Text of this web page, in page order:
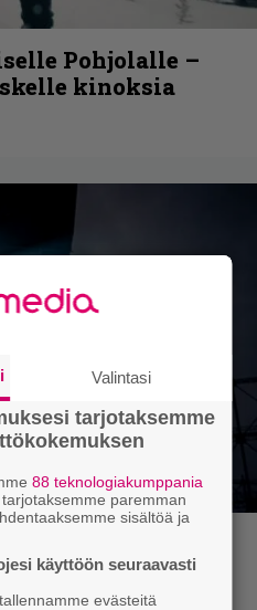
Pohjolalle –
kinoksia
Forgelta
myös
Valintasi
tarjotaksemme
88 teknologiakumppania
paremman
sisältöä ja
käyttöön seuraavasti
evästeitä